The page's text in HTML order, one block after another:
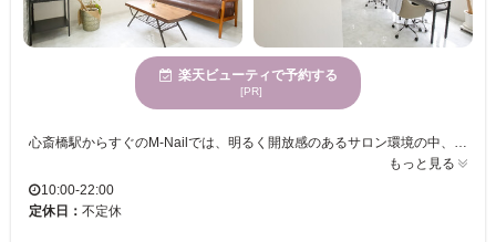
楽天ビューティで予約する
[PR]
心斎橋駅からすぐのM-Nailでは、明るく開放感のあるサロン環境の中、豊富なデザインの中から心に響くネイルをお楽しみいただけます。特に長さだしやスカルプならお任せください。お客様一人ひとりの個性を引き出すために、持ち込みデザインの対応も可能です。個室完備で、プライベートな空間での施術を受けたい方にもぴったり。お友達と一緒に来店し、ネイルを楽しむこともできます。さらに、ハンドとフットの同時施術も可能なため、時間を有効に使うことができ、多忙な方にも最適です。お直し期間を10日間設けているため、安心してご利用いただけるのも魅力の一つです。幅広い年齢の方々に愛されている当サロンで、自分だけの特別な時間をお過ごしください。
もっと見る
10:00-22:00
定休日： 不定休